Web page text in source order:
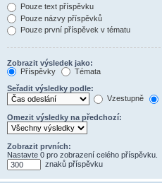
Pouze text příspěvku
Pouze názvy příspěvků
Pouze první příspěvek v tématu
Zobrazit výsledek jako:
Příspěvky
Témata
Seřadit výsledky podle:
Vzestupně
Omezit výsledky na předchozí:
Zobrazit prvních:
Nastavte 0 pro zobrazení celého příspěvku.
znaků příspěvku